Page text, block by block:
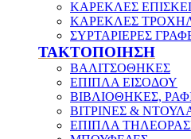
ΚΑΡΕΚΛΕΣ
ΚΑΡΕΚΛΕΣ
ΣΥΡΤΑΡΙΕΡΕΣ
ΤΑΚΤΟΠΟΙΗΣΗ
ΒΑΛΙΤΣΟΘΗΚΕΣ
ΕΠΙΠΛΑ ΕΙΣΟΔΟΥ
ΒΙΒΛΙΟΘΗΚΕΣ,
ΒΙΤΡΙΝΕΣ &
ΕΠΙΠΛΑ